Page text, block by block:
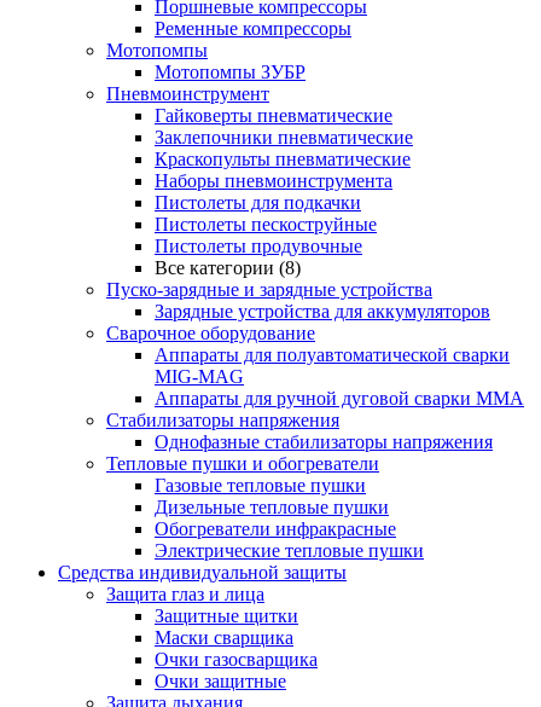
Поршневые компрессоры
Ременные компрессоры
Мотопомпы
Мотопомпы ЗУБР
Пневмоинструмент
Гайковерты пневматические
Заклепочники пневматические
Краскопульты пневматические
Наборы пневмоинструмента
Пистолеты для подкачки
Пистолеты пескоструйные
Пистолеты продувочные
Все категории (8)
Пуско-зарядные и зарядные устройства
Зарядные устройства для аккумуляторов
Сварочное оборудование
Аппараты для полуавтоматической сварки
MIG-MAG
Аппараты для ручной дуговой сварки MMA
Стабилизаторы напряжения
Однофазные стабилизаторы напряжения
Тепловые пушки и обогреватели
Газовые тепловые пушки
Дизельные тепловые пушки
Обогреватели инфракрасные
Электрические тепловые пушки
Средства индивидуальной защиты
Защита глаз и лица
Защитные щитки
Маски сварщика
Очки газосварщика
Очки защитные
Защита дыхания